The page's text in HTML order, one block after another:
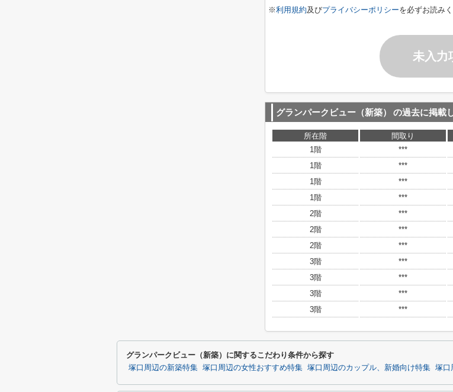
※利用規約及びプライバシーポリシーを必ずお読み
未入力
グランパークビュー（新築） の過去に掲載
所在階 間取り
1階
***
1階
***
1階
***
1階
***
2階
***
2階
***
2階
***
3階
***
3階
***
3階
***
3階
***
グランパークビュー（新築）に関するこだわり条件から探す
塚口周辺の新築特集 塚口周辺の女性おすすめ特集 塚口周辺のカップル、新婚向け特集 塚口